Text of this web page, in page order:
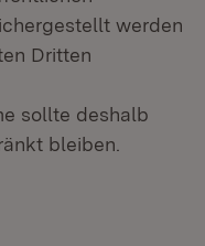
werden
Dritten
sollte deshalb
bleiben.